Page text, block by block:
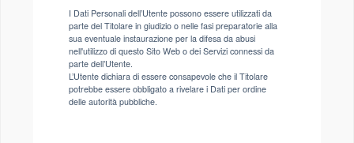
I Dati Personali dell’Utente possono essere utilizzati da
parte del Titolare in giudizio o nelle fasi preparatorie alla
sua eventuale instaurazione per la difesa da abusi
nell'utilizzo di questo Sito Web o dei Servizi connessi da
parte dell’Utente.
L’Utente dichiara di essere consapevole che il Titolare
potrebbe essere obbligato a rivelare i Dati per ordine
delle autorità pubbliche.